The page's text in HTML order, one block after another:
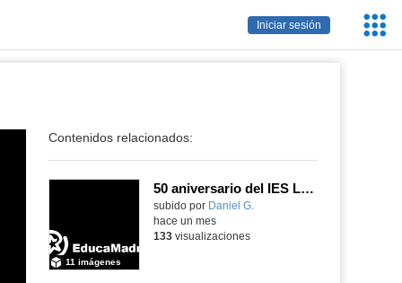
Iniciar sesión
Contenidos relacionados:
50 aniversario del IES Luis Vives
subido por Daniel G.
11 imágenes
hace un mes
133visualizaciones